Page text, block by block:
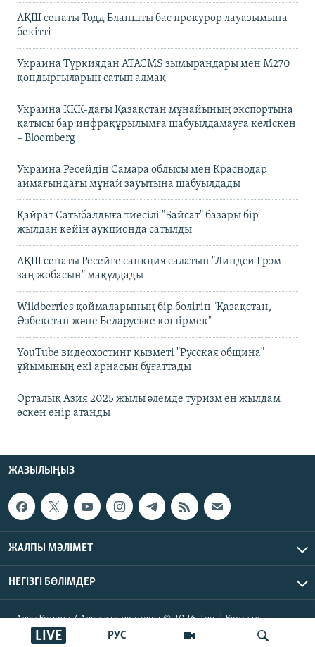
РУС
LIVE
АҚШ сенаты Тодд Бланшты бас прокурор лауазымына
бекітті
Украина Түркиядан ATACMS зымырандары мен M270
қондырғыларын сатып алмақ
Украина КҚК-дағы Қазақстан мұнайының экспортына
қатысы бар инфрақұрылымға шабуылдамауға келіскен
– Bloomberg
Украина Ресейдің Самара облысы мен Краснодар
аймағындағы мұнай зауытына шабуылдады
Қайрат Сатыбалдыға тиесілі "Байсат" базары бір
жылдан кейін аукционда сатылды
АҚШ сенаты Ресейге санкция салатын "Линдси Грэм
заң жобасын" мақұлдады
Wildberries қоймаларының бір бөлігін "Қазақстан,
Өзбекстан және Беларуське көшірмек"
YouTube видеохостинг қызметі "Русская община"
ұйымының екі арнасын бұғаттады
Орталық Азия 2025 жылы әлемде туризм ең жылдам
өскен өңір атанды
ЖАЗЫЛЫҢЫЗ
ЖАЛПЫ МӘЛІМЕТ
НЕГІЗГІ БӨЛІМДЕР
Азат Еуропа / Азаттық радиосы © 2026, Inc. | Барлық
құқықтары қорғалған